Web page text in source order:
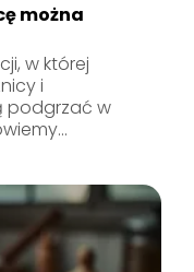
można
w której
i
podgrzać w